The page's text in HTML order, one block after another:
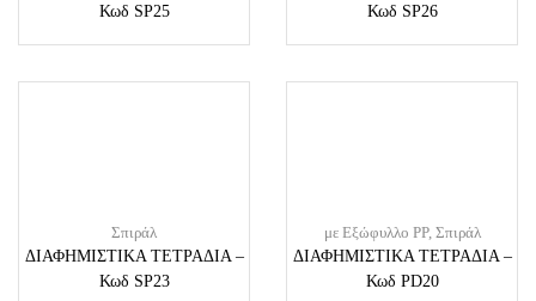
Κωδ SP25
Κωδ SP26
Σπιράλ
ΔΙΑΦΗΜΙΣΤΙΚΑ ΤΕΤΡΑΔΙΑ –
Κωδ SP23
με Εξώφυλλο PP, Σπιράλ
ΔΙΑΦΗΜΙΣΤΙΚΑ ΤΕΤΡΑΔΙΑ –
Κωδ PD20